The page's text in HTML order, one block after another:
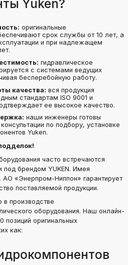
Yuken?
оригинальные
срок службы от 10 лет, а
и при надлежащем
гидравлическое
с системами ведущих
бесперебойную работу.
качества: вся продукция
стандартам ISO 9001 и
ее высокое качество.
наши инженеры готовы
по подбору, установке
Yuken.
часто встречаются
под брендом YUKEN. Имея
АО «Энерпром-Ниппон» гарантирует
поставляемой продукции.
в производстве
оборудования. Наш онлайн-
позиций оригинальных
как: